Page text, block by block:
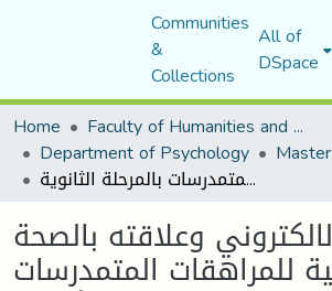
Communities
&
Collections
All of
DSpace
Home
Faculty of Humanities and Social Sciences
Department of Psychology
التنمر الالكتروني وعلاقته بالصحة النفسية للمراهقات المتمدرسات بالمرحلة الثانوية
وعلاقته بالصحة
للمراهقات المتمدرسات